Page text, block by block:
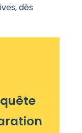
dès